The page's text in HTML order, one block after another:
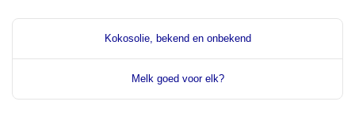
Kokosolie, bekend en onbekend
Melk goed voor elk?